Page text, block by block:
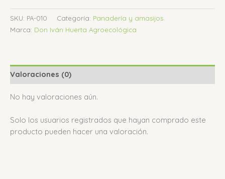
SKU: PA-010 Categoría: Panadería y amasijos
Marca: Don Iván Huerta Agroecológica
Valoraciones (0)
No hay valoraciones aún.
Solo los usuarios registrados que hayan comprado este
producto pueden hacer una valoración.